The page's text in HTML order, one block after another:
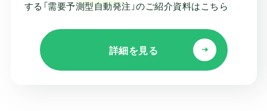
する 「需要予測型自動発注」のご紹介資料はこちら
詳細を見る